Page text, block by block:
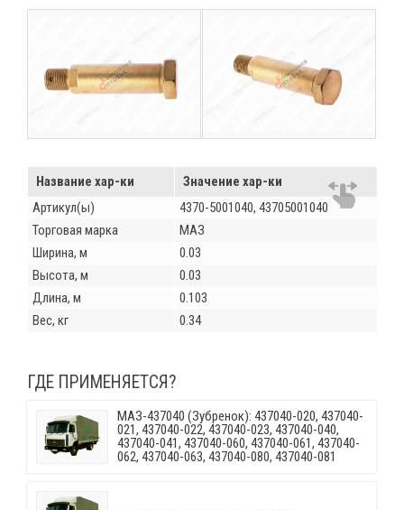
Название хар-ки
Значение хар-ки
Артикул(ы)
4370-5001040, 43705001040
Торговая марка
МАЗ
Ширина, м
0.03
Высота, м
0.03
Длина, м
0.103
Вес, кг
0.34
ГДЕ ПРИМЕНЯЕТСЯ?
МАЗ-437040 (Зубренок): 437040-020, 437040-
021, 437040-022, 437040-023, 437040-040,
437040-041, 437040-060, 437040-061, 437040-
062, 437040-063, 437040-080, 437040-081